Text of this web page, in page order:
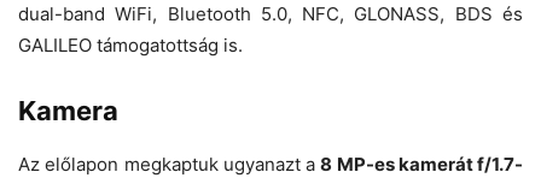
dual-band WiFi, Bluetooth 5.0, NFC, GLONASS, BDS és
GALILEO támogatottság is.
Kamera
Az előlapon megkaptuk ugyanazt a8 MP-es kamerát f/1.7-